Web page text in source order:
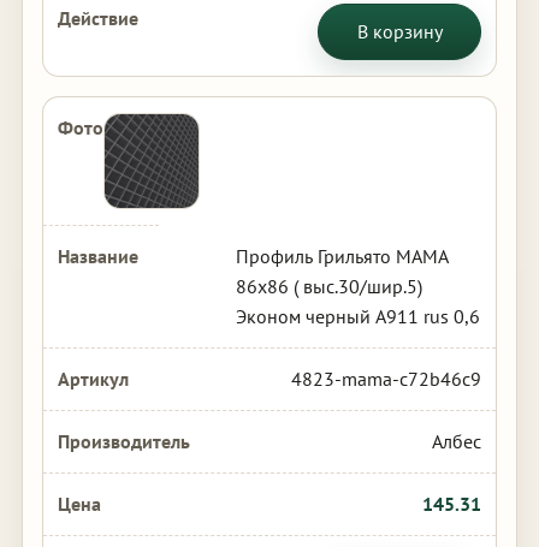
В корзину
Профиль Грильято МАМА
86х86 ( выс.30/шир.5)
Эконом черный А911 rus 0,6
4823-mama-c72b46c9
Албес
145.31